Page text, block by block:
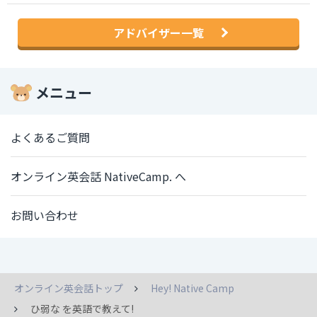
アドバイザー一覧
メニュー
よくあるご質問
オンライン英会話 NativeCamp. へ
お問い合わせ
オンライン英会話トップ
Hey! Native Camp
ひ弱な を英語で教えて!